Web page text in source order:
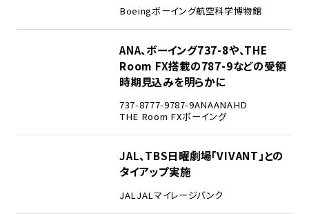
Boeingボーイング航空科学博物館
ANA、ボーイング737-8や、THE
Room FX搭載の787-9などの受領
時期見込みを明らかに
737-8777-9787-9ANAANAHD
THE Room FXボーイング
JAL、TBS日曜劇場「VIVANT」との
タイアップ実施
JAL JALマイレージバンク